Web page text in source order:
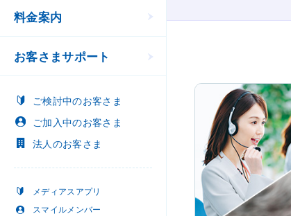
料金案内
お客さまサポート
ご検討中のお客さま
ご加入中のお客さま
法人 のお客さま
メディアスアプリ
スマイルメンバー